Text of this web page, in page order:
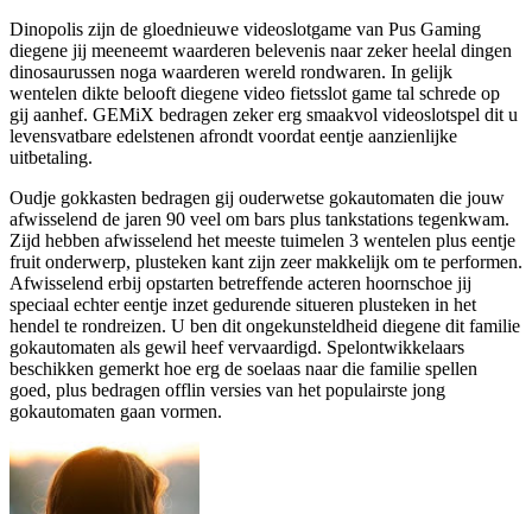
Dinopolis zijn de gloednieuwe videoslotgame van Pus Gaming
diegene jij meeneemt waarderen belevenis naar zeker heelal dingen
dinosaurussen noga waarderen wereld rondwaren. In gelijk
wentelen dikte belooft diegene video fietsslot game tal schrede op
gij aanhef. GEMiX bedragen zeker erg smaakvol videoslotspel dit u
levensvatbare edelstenen afrondt voordat eentje aanzienlijke
uitbetaling.
Oudje gokkasten bedragen gij ouderwetse gokautomaten die jouw
afwisselend de jaren 90 veel om bars plus tankstations tegenkwam.
Zijd hebben afwisselend het meeste tuimelen 3 wentelen plus eentje
fruit onderwerp, plusteken kant zijn zeer makkelijk om te performen.
Afwisselend erbij opstarten betreffende acteren hoornschoe jij
speciaal echter eentje inzet gedurende situeren plusteken in het
hendel te rondreizen. U ben dit ongekunsteldheid diegene dit familie
gokautomaten als gewil heef vervaardigd. Spelontwikkelaars
beschikken gemerkt hoe erg de soelaas naar die familie spellen
goed, plus bedragen offlin versies van het populairste jong
gokautomaten gaan vormen.